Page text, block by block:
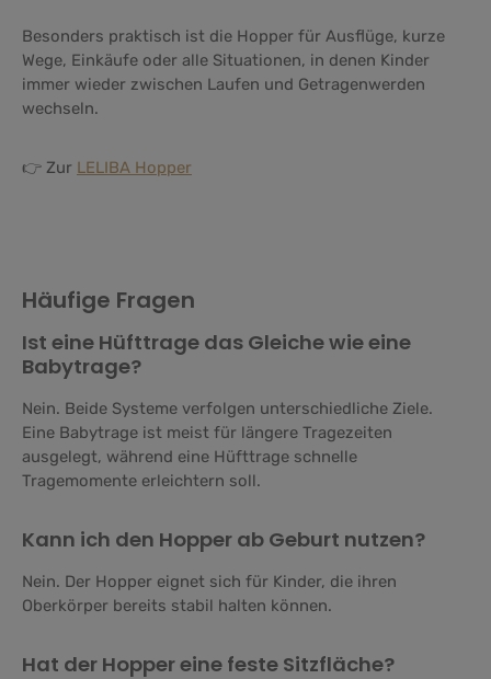
Besonders praktisch ist die Hopper für Ausflüge, kurze
Wege, Einkäufe oder alle Situationen, in denen Kinder
immer wieder zwischen Laufen und Getragenwerden
wechseln.
👉 Zur LELIBA Hopper
Häufige Fragen
Ist eine Hüfttrage das Gleiche wie eine
Babytrage?
Nein. Beide Systeme verfolgen unterschiedliche Ziele.
Eine Babytrage ist meist für längere Tragezeiten
ausgelegt, während eine Hüfttrage schnelle
Tragemomente erleichtern soll.
Kann ich den Hopper ab Geburt nutzen?
Nein. Der Hopper eignet sich für Kinder, die ihren
Oberkörper bereits stabil halten können.
Hat der Hopper eine feste Sitzfläche?